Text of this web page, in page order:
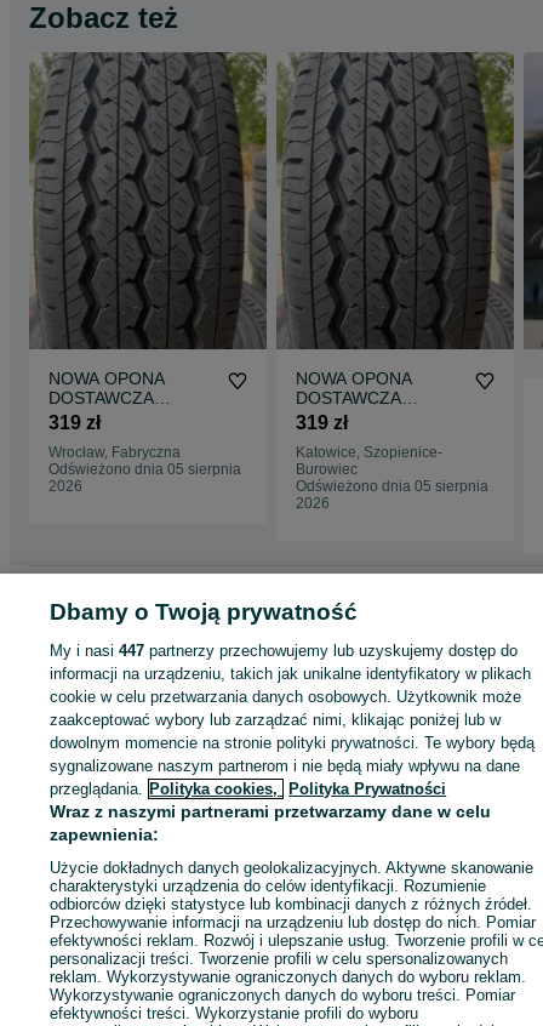
Zobacz też
NOWA OPONA
DOSTAWCZA
235/65R16C
MOCNA POD BUSY –
FV – GOTOWA DO
PRACY fv dostawa
319 zł
Wrocław, Fabryczna
Odświeżono dnia 05 sierpnia
2026
NOWA OPONA
DOSTAWCZA
235/65R16C
MOCNA POD BUSY –
FV – GOTOWA DO
PRACY fv dostawa
pobranie 0zł
319 zł
Katowice, Szopienice-
Burowiec
Odświeżono dnia 05 sierpnia
2026
Opony - Warszawa
Opony - Białołęka
KATEGORIA
ID:1068933469 Wyświetlenia:
Zadzwoń / SMS Wyślij wiadomość
Dbamy o Twoją prywatność
My i nasi447 partnerzy przechowujemy lub uzyskujemy dostęp do
informacji na urządzeniu, takich jak unikalne identyfikatory w plikach
cookie w celu przetwarzania danych osobowych. Użytkownik może
zaakceptować wybory lub zarządzać nimi, klikając poniżej lub w
dowolnym momencie na stronie polityki prywatności. Te wybory będą
sygnalizowane naszym partnerom i nie będą miały wpływu na dane
przeglądania. Polityka cookies, Polityka Prywatności
Wraz z naszymi partnerami przetwarzamy dane w celu
zapewnienia:
Użycie dokładnych danych geolokalizacyjnych. Aktywne skanowanie
charakterystyki urządzenia do celów identyfikacji. Rozumienie
odbiorców dzięki statystyce lub kombinacji danych z różnych źródeł.
Przechowywanie informacji na urządzeniu lub dostęp do nich. Pomiar
efektywności reklam. Rozwój i ulepszanie usług. Tworzenie profili w
personalizacji treści. Tworzenie profili w celu spersonalizowanych
reklam. Wykorzystywanie ograniczonych danych do wyboru reklam.
Wykorzystywanie ograniczonych danych do wyboru treści. Pomiar
efektywności treści. Wykorzystanie profili do wyboru